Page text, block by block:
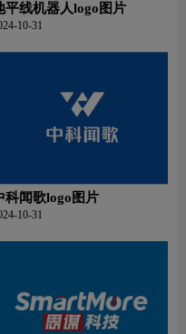
平线机器人logo图片
10-31
科闻歌logo图片
10-31